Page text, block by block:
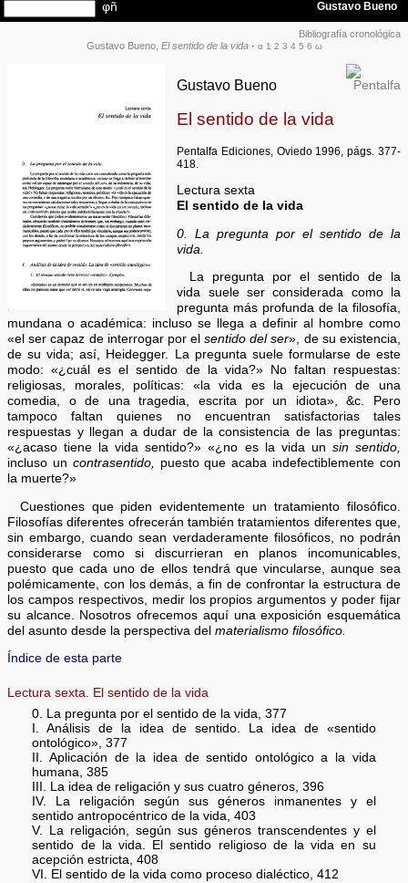
Bibliografía cronológica
Gustavo Bueno, El sentido de la vida· α 1 2 3 4 5 6 ω
Gustavo Bueno
El sentido de la vida
Pentalfa Ediciones, Oviedo 1996, págs. 377-
418.
Lectura sexta
El sentido de la vida
0. La pregunta por el sentido de la
vida.
La pregunta por el sentido de la
vida suele ser considerada como la
pregunta más profunda de la filosofía,
mundana o académica: incluso se llega a definir al hombre como
«el ser capaz de interrogar por elsentido del ser», de su existencia,
de su vida; así, Heidegger. La pregunta suele formularse de este
modo: «¿cuál es el sentido de la vida?» No faltan respuestas:
religiosas, morales, políticas: «la vida es la ejecución de una
comedia, o de una tragedia, escrita por un idiota», &c. Pero
tampoco faltan quienes no encuentran satisfactorias tales
respuestas y llegan a dudar de la consistencia de las preguntas:
«¿acaso tiene la vida sentido?» «¿no es la vida un sin sentido,
incluso un contrasentido, puesto que acaba indefectiblemente con
la muerte?»
Cuestiones que piden evidentemente un tratamiento filosófico.
Filosofías diferentes ofrecerán también tratamientos diferentes que,
sin embargo, cuando sean verdaderamente filosóficos, no podrán
considerarse como si discurrieran en planos incomunicables,
puesto que cada uno de ellos tendrá que vincularse, aunque sea
polémicamente, con los demás, a fin de confrontar la estructura de
los campos respectivos, medir los propios argumentos y poder fijar
su alcance. Nosotros ofrecemos aquí una exposición esquemática
del asunto desde la perspectiva delmaterialismo filosófico.
Índice de esta parte
Lectura sexta. El sentido de la vida
0. La pregunta por el sentido de la vida, 377
I. Análisis de la idea de sentido. La idea de «sentido
ontológico», 377
II. Aplicación de la idea de sentido ontológico a la vida
humana, 385
III. La idea de religación y sus cuatro géneros, 396
IV. La religación según sus géneros inmanentes y el
sentido antropocéntrico de la vida, 403
V. La religación, según sus géneros transcendentes y el
sentido de la vida. El sentido religioso de la vida en su
acepción estricta, 408
VI. El sentido de la vida como proceso dialéctico, 412